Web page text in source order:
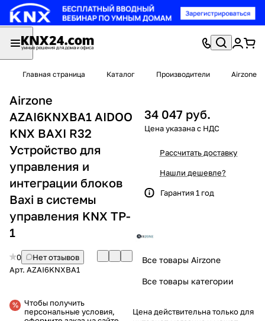
Главная страница Каталог Производители Airzone
Airzone
AZAI6KNXBA1 AIDOO
KNX BAXI R32
Устройство для
управления и
интеграции блоков
Baxi в системы
управления KNX TP-
1
0
Нет отзывов
Арт. AZAI6KNXBA1
Чтобы получить
персональные условия,
34 047 руб.
Рассчитать доставку
Нашли дешевле?
Гарантия 1 год
Все товары Airzone
Все товары категории
Цена действительна только для